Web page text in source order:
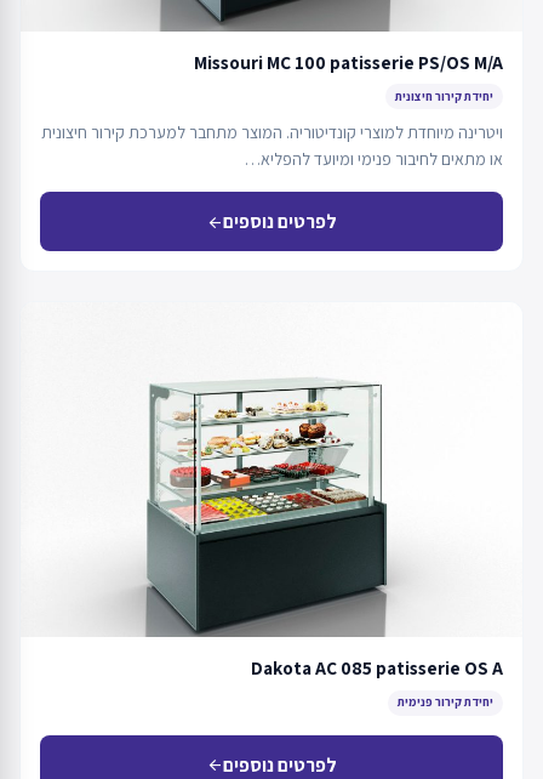
Missouri MC 100 patisserie PS/OS M/A
יחידת קירור חיצונית
ויטרינה מיוחדת למוצרי קונדיטוריה. המוצר מתחבר למערכת קירור חיצונית
או מתאים לחיבור פנימי ומיועד להפליא…
לפרטים נוספיםarrow_back
Dakota AC 085 patisserie OS A
יחידת קירור פנימית
לפרטים נוספיםarrow_back